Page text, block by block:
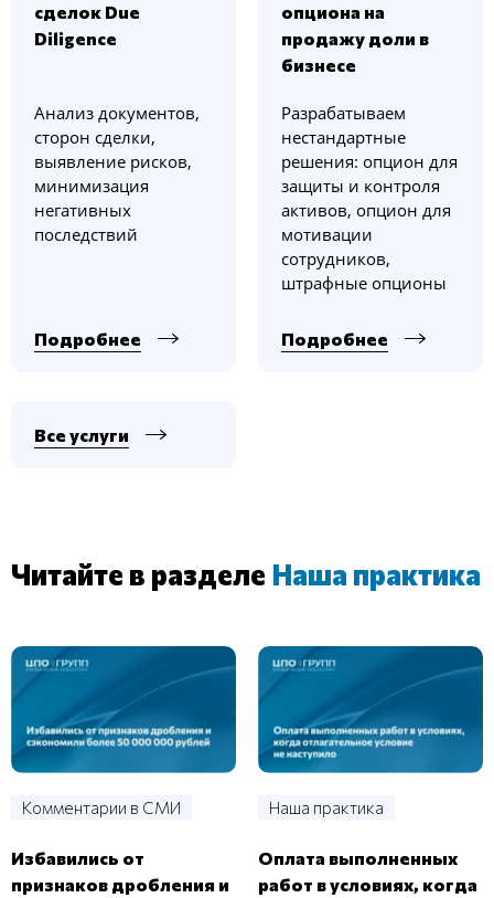
сделок Due
Diligence
Анализ документов,
сторон сделки,
выявление рисков,
минимизация
негативных
последствий
Подробнее
опциона на
продажу доли в
бизнесе
Разрабатываем
нестандартные
решения: опцион для
защиты и контроля
активов, опцион для
мотивации
сотрудников,
штрафные опционы
Подробнее
Все услуги
Читайте в разделе Наша практика
Комментарии в СМИ
Избавились от
признаков дробления и
Наша практика
Оплата выполненных
работ в условиях, когда